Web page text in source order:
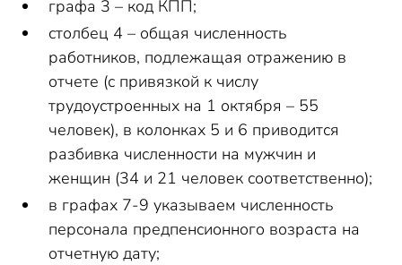
графа 3 – код КПП;
столбец 4 – общая численность
работников, подлежащая отражению в
отчете (с привязкой к числу
трудоустроенных на 1 октября – 55
человек), в колонках 5 и 6 приводится
разбивка численности на мужчин и
женщин (34 и 21 человек соответственно);
в графах 7-9 указываем численность
персонала предпенсионного возраста на
отчетную дату;